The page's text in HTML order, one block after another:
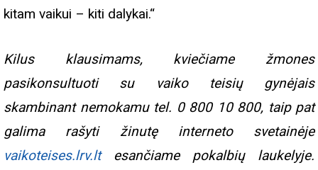
kitam vaikui – kiti dalykai.“
Kilus klausimams, kviečiame žmones
pasikonsultuoti su vaiko teisių gynėjais
skambinant nemokamu tel. 0 800 10 800, taip pat
galima rašyti žinutę interneto svetainėje
vaikoteises.lrv.lt esančiame pokalbių laukelyje.